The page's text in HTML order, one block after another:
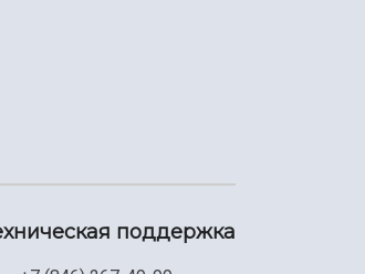
поддержка